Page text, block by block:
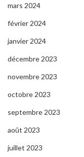
mars 2024
février 2024
janvier 2024
décembre 2023
novembre 2023
octobre 2023
septembre 2023
août 2023
juillet 2023